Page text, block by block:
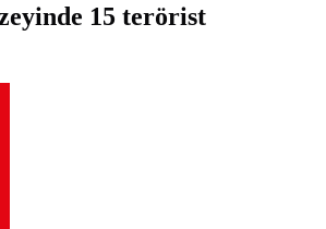
15 terörist